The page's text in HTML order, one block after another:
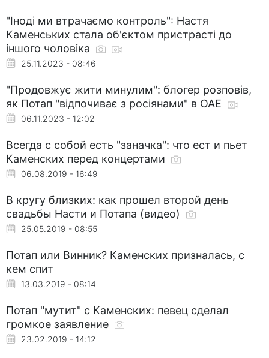
"Іноді ми втрачаємо контроль": Настя
Каменських стала об'єктом пристрасті до
іншого чоловіка
25.11.2023 - 08:46
"Продовжує жити минулим": блогер розповів,
як Потап "відпочиває з росіянами" в ОАЕ
06.11.2023 - 12:02
Всегда с собой есть "заначка": что ест и пьет
Каменских перед концертами
06.08.2019 - 16:49
В кругу близких: как прошел второй день
свадьбы Насти и Потапа (видео)
25.05.2019 - 08:55
Потап или Винник? Каменских призналась, с
кем спит
13.03.2019 - 08:14
Потап "мутит" с Каменских: певец сделал
громкое заявление
23.02.2019 - 14:12